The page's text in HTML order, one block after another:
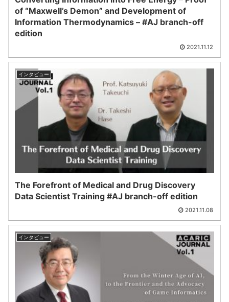
of “Maxwell’s Demon” and Development of
Information Thermodynamics – #AJ branch-off
edition
2021.11.12
インタビュー
The Forefront of Medical and Drug Discovery
Data Scientist Training #AJ branch-off edition
2021.11.08
インタビュー